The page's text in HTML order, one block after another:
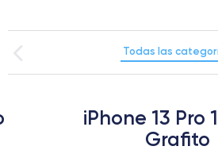
Todas las
iPhone 13 Pro
Grafito